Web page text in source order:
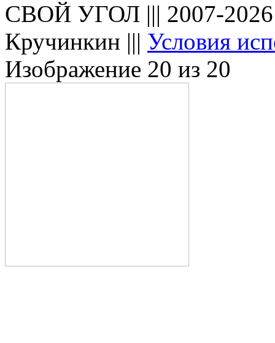
СВОЙ УГОЛ ||| 2007-
Кручинкин ||| Условия
Изображение 20 из 20